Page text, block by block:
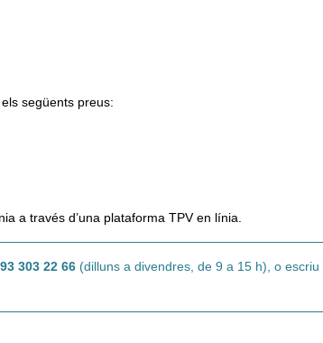
següents preus:
a través d’una plataforma TPV en línia.
93 303 22 66 (dilluns a divendres, de 9 a 15 h), o escriu